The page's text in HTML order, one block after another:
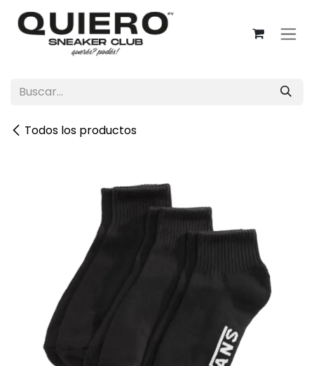
Ir al contenido
Todos los productos